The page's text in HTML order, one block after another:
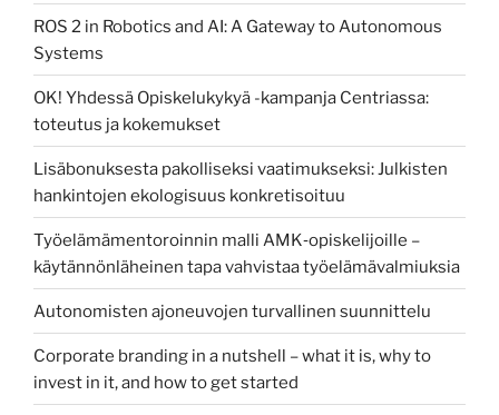
ROS 2 in Robotics and AI: A Gateway to Autonomous
Systems
OK! Yhdessä Opiskelukykyä -kampanja Centriassa:
toteutus ja kokemukset
Lisäbonuksesta pakolliseksi vaatimukseksi: Julkisten
hankintojen ekologisuus konkretisoituu
Työelämämentoroinnin malli AMK‑opiskelijoille –
käytännönläheinen tapa vahvistaa työelämävalmiuksia
Autonomisten ajoneuvojen turvallinen suunnittelu
Corporate branding in a nutshell – what it is, why to
invest in it, and how to get started